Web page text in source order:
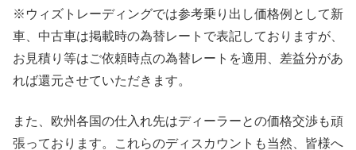
※ウィズトレーディングでは参考乗り出し価格例として新
車、中古車は掲載時の為替レートで表記しておりますが、
お見積り等はご依頼時点の為替レートを適用、差益分があ
れば還元させていただきます。
また、欧州各国の仕入れ先はディーラーとの価格交渉も頑
張っております。これらのディスカウントも当然、皆様へ